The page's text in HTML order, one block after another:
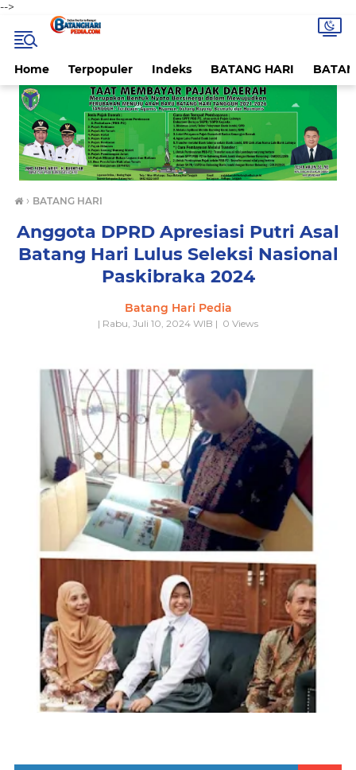
-->
Home Terpopuler Indeks BATANG HARI
› BATANG HARI
Anggota DPRD Apresiasi Putri Asal
Batang Hari Lulus Seleksi Nasional
Paskibraka 2024
Batang Hari Pedia
| Rabu, Juli 10, 2024 WIB | 0 Views